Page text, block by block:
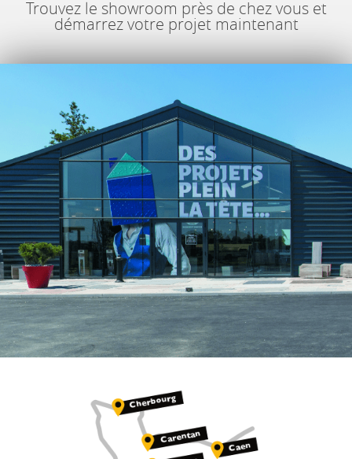
Trouvez le showroom près de chez vous et
démarrez votre projet maintenant